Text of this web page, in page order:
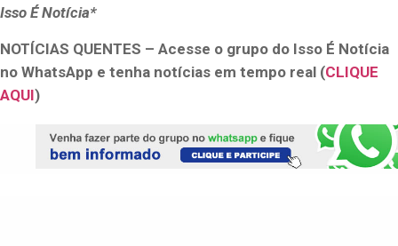
Isso É Notícia*
NOTÍCIAS QUENTES – Acesse o grupo do Isso É Notícia
no WhatsApp e tenha notícias em tempo real (CLIQUE
AQUI)